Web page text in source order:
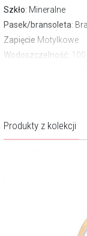
Szkło: Mineralne
Pasek/bransoleta:
Zapięcie Motylkowe
Wodoszczelność:
Zegarki Maserati
czasomierzy.
charakterystyczny
egzemplarza. Ta
zegarmistrzowską,
Produkty z kolekcji